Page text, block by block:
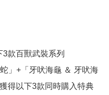
款百獸武裝系列
」+「牙吠海龜 ＆ 牙吠海
得以下3款同時購入特典